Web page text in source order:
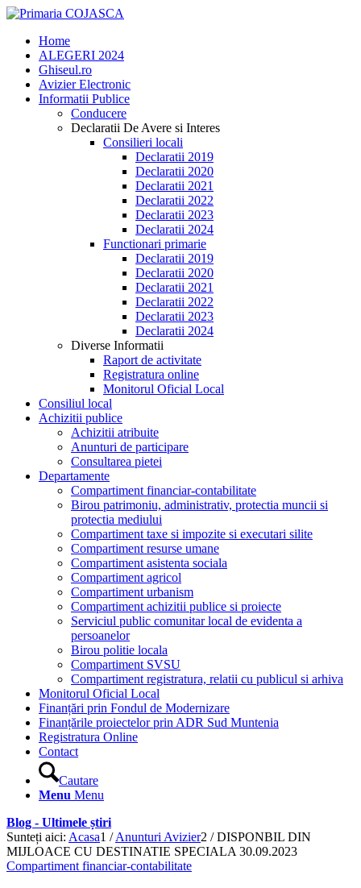
Home
ALEGERI 2024
Ghiseul.ro
Avizier Electronic
Informatii Publice
Conducere
Declaratii De Avere si Interes
Consilieri locali
Declaratii 2019
Declaratii 2020
Declaratii 2021
Declaratii 2022
Declaratii 2023
Declaratii 2024
Functionari primarie
Declaratii 2019
Declaratii 2020
Declaratii 2021
Declaratii 2022
Declaratii 2023
Declaratii 2024
Diverse Informatii
Raport de activitate
Registratura online
Monitorul Oficial Local
Consiliul local
Achizitii publice
Achizitii atribuite
Anunturi de participare
Consultarea pietei
Departamente
Compartiment financiar-contabilitate
Birou patrimoniu, administrativ, protectia muncii si
protectia mediului
Compartiment taxe si impozite si executari silite
Compartiment resurse umane
Compartiment asistenta sociala
Compartiment agricol
Compartiment urbanism
Compartiment achizitii publice si proiecte
Serviciul public comunitar local de evidenta a
persoanelor
Birou politie locala
Compartiment SVSU
Compartiment registratura, relatii cu publicul si arhiva
Monitorul Oficial Local
Finanțări prin Fondul de Modernizare
Finanțările proiectelor prin ADR Sud Muntenia
Registratura Online
Contact
Cautare
Menu Menu
Blog - Ultimele știri
Sunteți aici: Acasa1 / Anunturi Avizier2 / DISPONBIL DIN
MIJLOACE CU DESTINATIE SPECIALA 30.09.2023
Compartiment financiar-contabilitate